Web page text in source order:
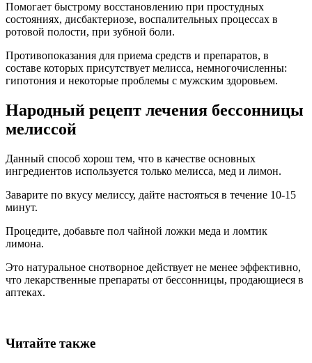
Помогает быстрому восстановлению при простудных
состояниях, дисбактериозе, воспалительных процессах в
ротовой полости, при зубной боли.
Противопоказания для приема средств и препаратов, в
составе которых присутствует мелисса, немногочисленны:
гипотония и некоторые проблемы с мужским здоровьем.
Народный рецепт лечения бессонницы
мелиссой
Данный способ хорош тем, что в качестве основных
ингредиентов используется только мелисса, мед и лимон.
Заварите по вкусу мелиссу, дайте настояться в течение 10-15
минут.
Процедите, добавьте пол чайной ложки меда и ломтик
лимона.
Это натуральное снотворное действует не менее эффективно,
что лекарственные препараты от бессонницы, продающиеся в
аптеках.
Читайте также